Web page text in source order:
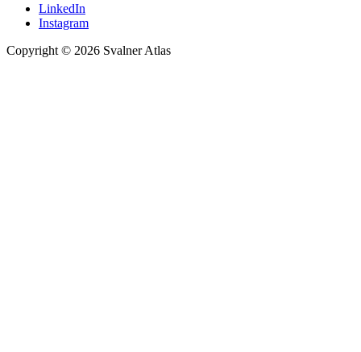
LinkedIn
Instagram
Copyright © 2026 Svalner Atlas